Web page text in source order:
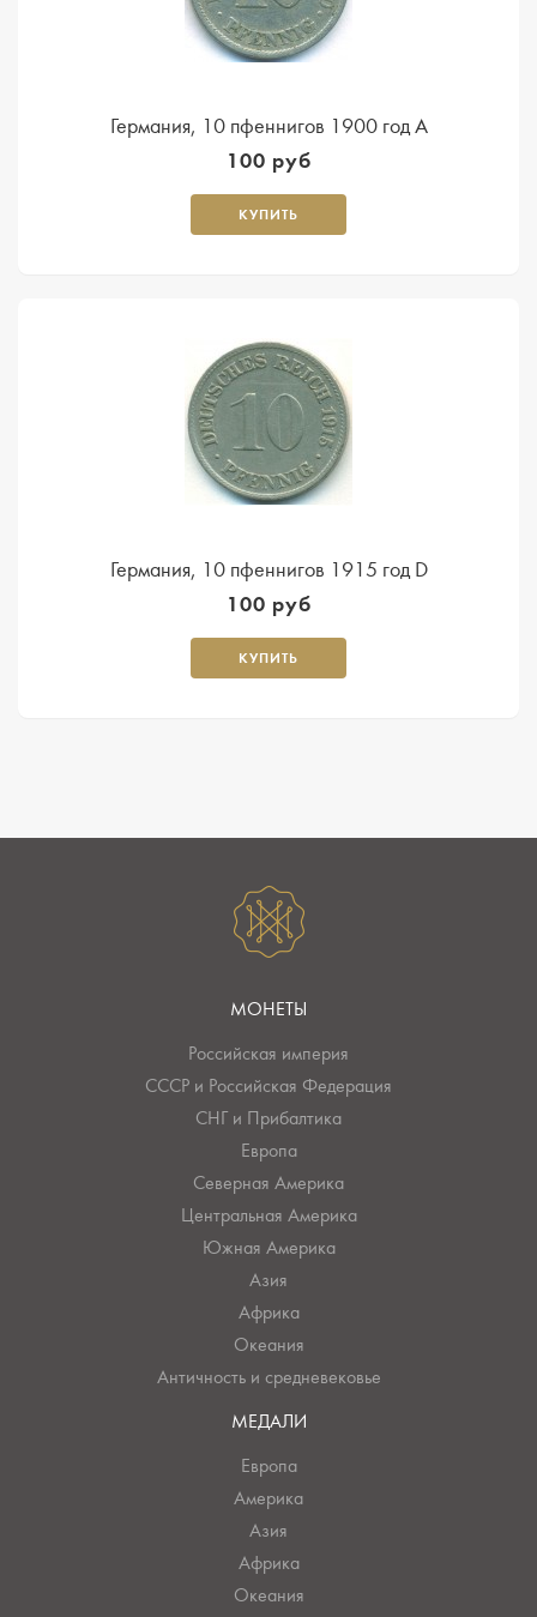
Германия, 10 пфеннигов 1900 год A
100 руб
КУПИТЬ
Германия, 10 пфеннигов 1915 год D
100 руб
КУПИТЬ
МОНЕТЫ
Российская империя
СССР и Российская Федерация
СНГ и Прибалтика
Европа
Северная Америка
Центральная Америка
Южная Америка
Азия
Африка
Океания
Античность и средневековье
МЕДАЛИ
Европа
Америка
Азия
Африка
Океания